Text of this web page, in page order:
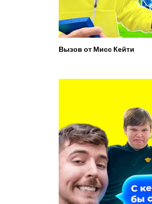
Вызов от Мисс Кейти